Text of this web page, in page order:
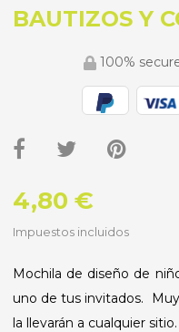
BAUTIZOS Y
100%
4,80 €
Impuestos incluidos
Mochila de diseño de
uno de tus invitados. Muy
la llevarán a cualquier sitio.